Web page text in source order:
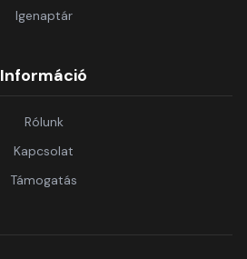
Igenaptár
Információ
Rólunk
Kapcsolat
Támogatás